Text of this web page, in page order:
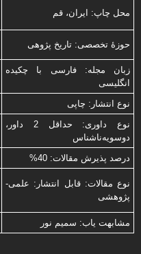
محل چاپ: ایران، قم
حوزۀ تخصصی: تاریخ پژوهی
زبان مجله: فارسی با چكیده
انگلیسی
نوع انتشار: چاپی
نوع داوری: حداقل 2 داور،
دوسویه‌ناشناس
درصد پذیرش مقالات: 40%
نوع مقالات: قابل انتشار: علمی-
پژوهشی
مشابهت ياب: سميم نور